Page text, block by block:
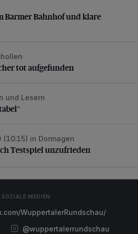
Barmer Bahnhof und klare Ansage
Barmer Bahnhof und klare
tot aufgefunden
tot aufgefunden
und Lesern
Testspiel unzufrieden
in Dormagen
Testspiel unzufrieden
SOZIALE MEDIEN
WuppertalerRundschau/
@wuppertalerrundschau